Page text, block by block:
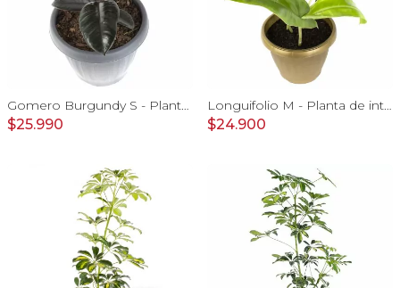
Gomero Burgundy S - Planta de interior en macetero
$25.990
Longuifolio M - Planta de interior en macetero
$24.900